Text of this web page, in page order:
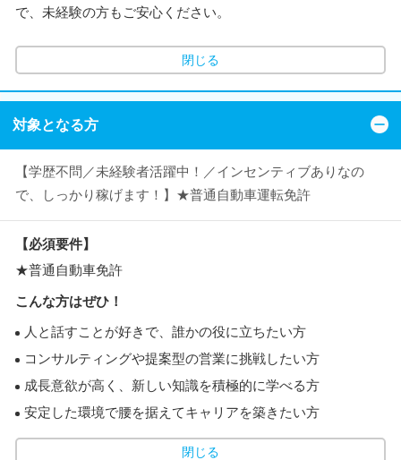
で、未経験の方もご安心ください。
閉じる
対象となる方
【学歴不問／未経験者活躍中！／インセンティブありなの
で、しっかり稼げます！】★普通自動車運転免許
【必須要件】
★普通自動車免許
こんな方はぜひ！
人と話すことが好きで、誰かの役に立ちたい方
コンサルティングや提案型の営業に挑戦したい方
成長意欲が高く、新しい知識を積極的に学べる方
安定した環境で腰を据えてキャリアを築きたい方
閉じる